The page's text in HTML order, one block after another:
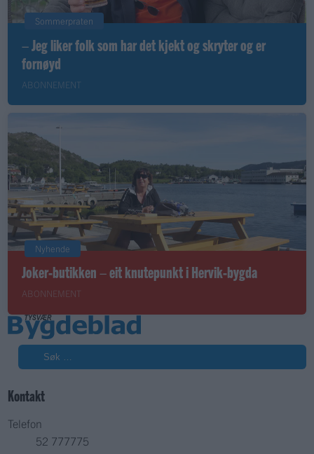
Sommerpraten
– Jeg liker folk som har det kjekt og skryter og er
fornøyd
ABONNEMENT
Nyhende
Joker-butikken – eit knutepunkt i Hervik-bygda
ABONNEMENT
Kontakt
Telefon
52 777775